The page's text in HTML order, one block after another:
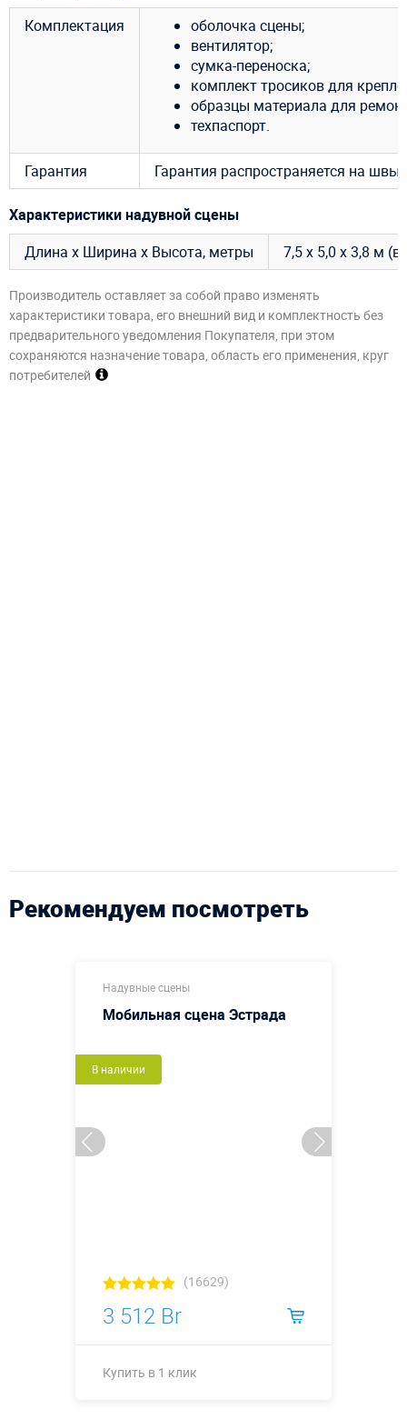
Комплектация
оболочка сцены;
вентилятор;
сумка-переноска;
комплект тросиков для
образцы материала для
техпаспорт.
Гарантия Гарантия распространяется на
Характеристики надувной сцены
Длина х Ширина х Высота, метры
7,5 х 5,0 х 3,8 м
Производитель оставляет за собой право изменять
характеристики товара, его внешний вид и комплектность без
предварительного уведомления Покупателя, при этом
сохраняются назначение товара, область его применения, круг
потребителей
Рекомендуем посмотреть
Надувные сцены
Мобильная сцена Эстрада
В наличии
(16629)
3 512 Br
Купить в 1 клик